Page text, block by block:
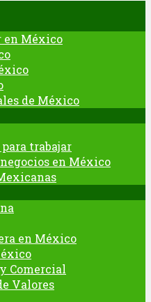
en México
de México
trabajar
en México
en México
Comercial
Valores